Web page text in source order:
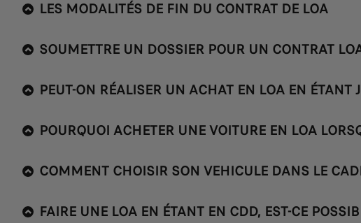
LES MODALITÉS DE FIN DU CONTRAT DE LOA
SOUMETTRE UN DOSSIER POUR UN CONTRAT
PEUT-ON RÉALISER UN ACHAT EN LOA EN ÉTANT
POURQUOI ACHETER UNE VOITURE EN LOA
COMMENT CHOISIR SON VEHICULE DANS LE
FAIRE UNE LOA EN ÉTANT EN CDD, EST-CE